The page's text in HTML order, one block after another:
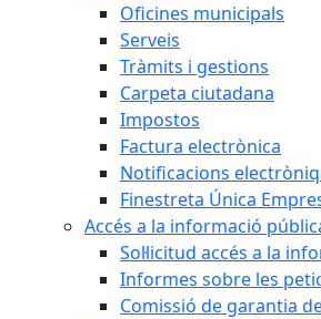
Oficines municipals
Serveis
Tràmits i gestions
Carpeta ciutadana
Impostos
Factura electrònica
Notificacions
Finestreta Única
Accés a la informació
Sol·licitud accés a la
Informes sobre les
Comissió de garantia